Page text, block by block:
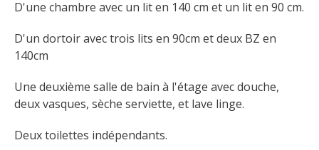
D'une chambre avec un lit en 140 cm et un lit en 90 cm.
D'un dortoir avec trois lits en 90cm et deux BZ en
140cm
Une deuxième salle de bain à l'étage avec douche,
deux vasques, sèche serviette, et lave linge.
Deux toilettes indépendants.